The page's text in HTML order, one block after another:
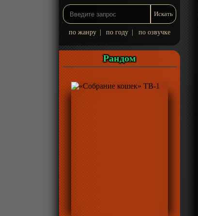
по жанру по году по озвучке
Рандом